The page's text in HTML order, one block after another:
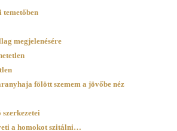
temetőben
megjelenésére
fölött szemem a jövőbe néz
a homokot szitálni…